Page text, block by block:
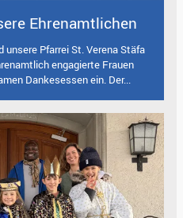
Ehrenamtlichen
unsere Pfarrei St. Verena Stäfa
engagierte Frauen
Dankesessen ein. Der...